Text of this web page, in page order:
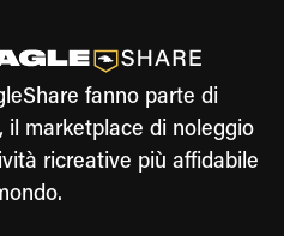
fanno parte di
il marketplace di noleggio
ricreative più affidabile